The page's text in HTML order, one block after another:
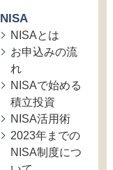
NISA
NISAとは
お申込みの流
れ
NISAで始める
積立投資
NISA活用術
2023年までの
NISA制度につ